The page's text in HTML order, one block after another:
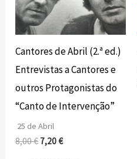
Cantores de Abril (2.ª ed.)
Entrevistas a Cantores e
outros Protagonistas do
“Canto de Intervenção”
25 de Abril
8,00€ 7,20€